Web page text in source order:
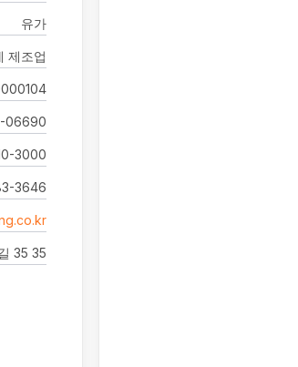
유가
제조업
06690
3000
3646
35 35